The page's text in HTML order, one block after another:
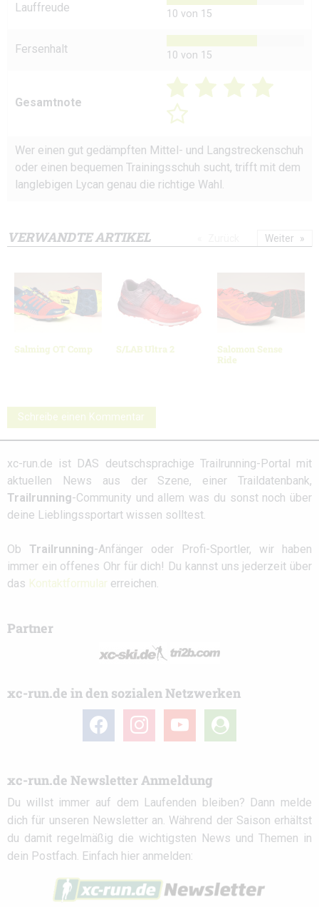
Lauffreude 10 von 15
Fersenhalt 10 von 15
Gesamtnote
Wer einen gut gedämpften Mittel- und Langstreckenschuh
oder einen bequemen Trainingsschuh sucht, trifft mit dem
langlebigen Lycan genau die richtige Wahl.
VERWANDTE ARTIKEL
Salming OT Comp S/LAB Ultra 2
Salomon Sense
Ride
Weiter
Schreibe einen Kommentar
xc-run.de ist DAS deutschsprachige Trailrunning-Portal mit
aktuellen News aus der Szene, einer Traildatenbank,
Trailrunning-Community und allem was du sonst noch über
deine Lieblingssportart wissen solltest.
Ob Trailrunning-Anfänger oder Profi-Sportler, wir haben
immer ein offenes Ohr für dich! Du kannst uns jederzeit über
das Kontaktformular erreichen.
Partner
xc-run.de in den sozialen Netzwerken
facebook instagramyoutube
user-
circle
xc-run.de Newsletter Anmeldung
Du willst immer auf dem Laufenden bleiben? Dann melde
dich für unseren Newsletter an. Während der Saison erhältst
du damit regelmäßig die wichtigsten News und Themen in
dein Postfach. Einfach hier anmelden: